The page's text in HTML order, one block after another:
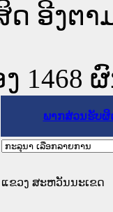
ດ ອີງຕ
1468
ພາກສ່ວນຮັບຜິ
ແຂວງ ສະຫວັນນະເຂດ